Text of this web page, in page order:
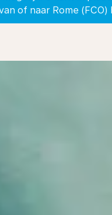
of naar Rome (FCO)